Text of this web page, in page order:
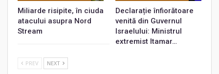
Miliarde risipite, în ciuda
atacului asupra Nord
Stream
Declarație înfiorătoare
venită din Guvernul
Israelului: Ministrul
extremist Itamar…
PREV NEXT